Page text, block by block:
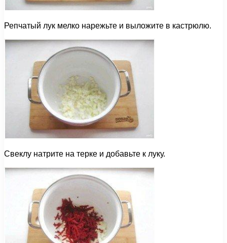
Репчатый лук мелко нарежьте и выложите в кастрюлю.
Свеклу натрите на терке и добавьте к луку.